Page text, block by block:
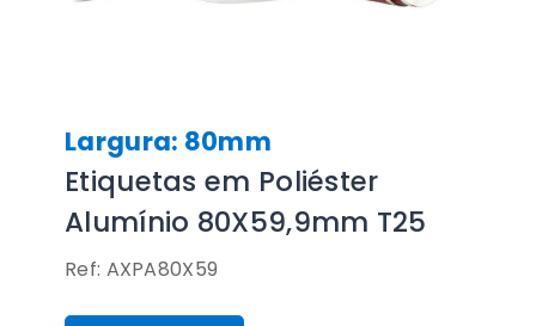
Largura: 80mm
Etiquetas em Poliéster
Alumínio 80X59,9mm T25
Ref: AXPA80X59